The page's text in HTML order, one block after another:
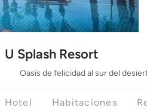
U Splash Resort
Oasis de felicidad al sur del
Hotel Habitaciones